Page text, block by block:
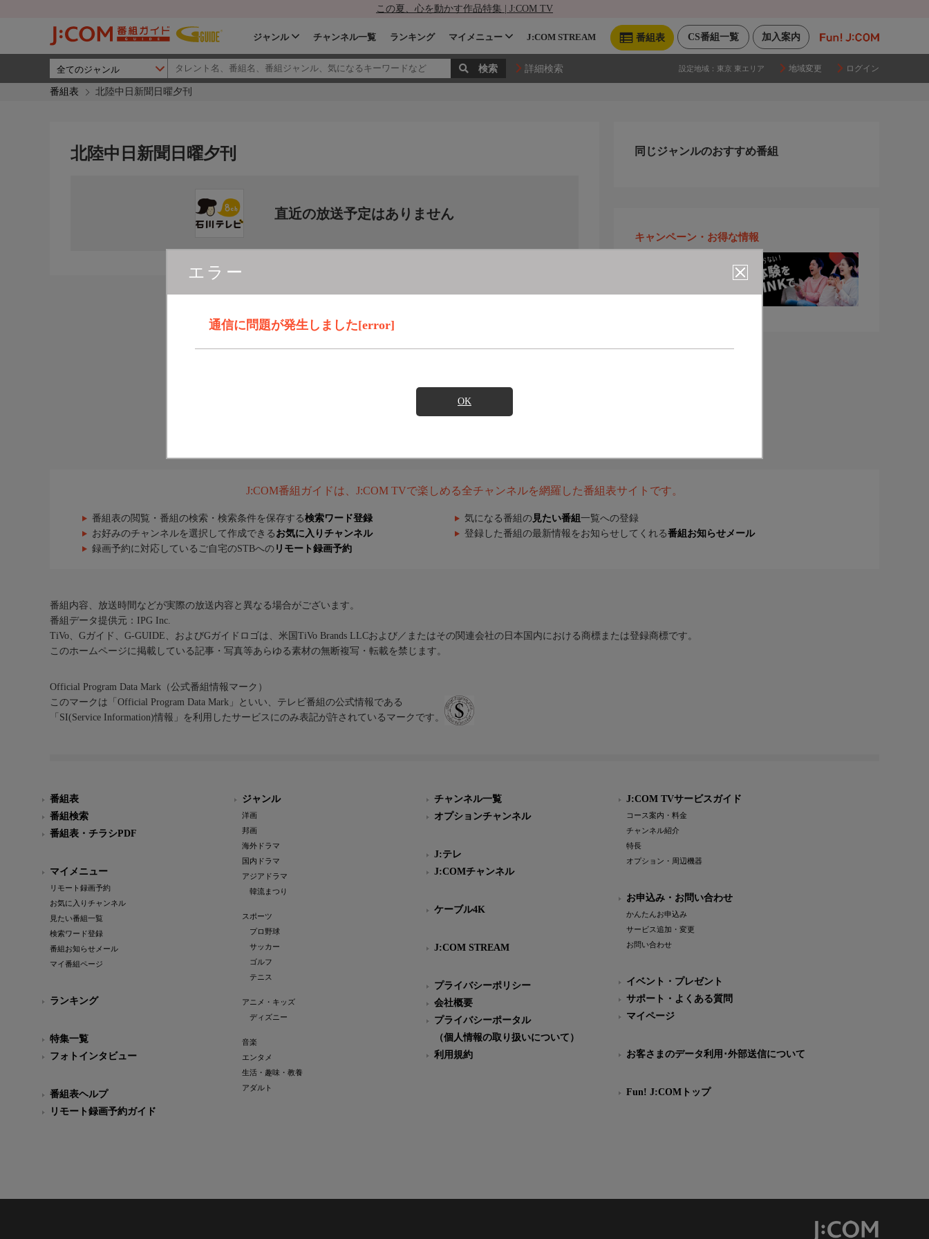
この夏、心を動かす作品特集 | J:COM TV
加入案内
CS番組一覧
番組表
ジャンル チャンネル一覧 ランキング マイメニュー J:COM STREAM
詳細検索 設定地域： 東京 東エリア 地域変更 ログイン
番組表 北陸中日新聞日曜夕刊
エラー
通信に問題が発生しました[error]
OK
北陸中日新聞日曜夕刊
直近の放送予定はありません
同じジャンルのおすすめ番組
キャンペーン・お得な情報
J:COM番組ガイドは、J:COM TVで楽しめる全チャンネルを網羅した番組表サイトです。
番組表の閲覧・番組の検索・検索条件を保存する検索ワード登録 気になる番組の 見たい番組 一覧への登録
お好みのチャンネルを選択して作成できる お気に入りチャンネル 登録した番組の最新情報をお知らせしてくれる番組お知らせメール
録画予約に対応しているご自宅のSTBへの リモート録画予約
番組内容、放送時間などが実際の放送内容と異なる場合がございます。
番組データ提供元：IPG Inc.
TiVo、Gガイド、G-GUIDE、およびGガイドロゴは、米国TiVo Brands LLCおよび／またはその関連会社の日本国内における商標または登録商標です。
このホームページに掲載している記事・写真等あらゆる素材の無断複写・転載を禁じます。
Official Program Data Mark（公式番組情報マーク）
このマークは「Official Program Data Mark」といい、テレビ番組の公式情報である
「SI(Service Information)情報」を利用したサービスにのみ表記が許されているマークです。
番組表
番組検索
番組表・チラシPDF
マイメニュー
リモート録画予約
お気に入りチャンネル
見たい番組一覧
検索ワード登録
番組お知らせメール
マイ番組ページ
ランキング
特集一覧
フォトインタビュー
番組表ヘルプ
リモート録画予約ガイド
ジャンル
洋画
邦画
海外ドラマ
国内ドラマ
アジアドラマ
韓流まつり
スポーツ
プロ野球
サッカー
ゴルフ
テニス
アニメ・キッズ
ディズニー
音楽
エンタメ
生活・趣味・教養
アダルト
チャンネル一覧
オプションチャンネル
J:テレ
J:COMチャンネル
ケーブル4K
J:COM STREAM
プライバシーポリシー
会社概要
プライバシーポータル
（個人情報の取り扱いについて）
利用規約
J:COM TVサービスガイド
コース案内・料金
チャンネル紹介
特長
オプション・周辺機器
お申込み・お問い合わせ
かんたんお申込み
サービス追加・変更
お問い合わせ
イベント・プレゼント
サポート・よくある質問
マイページ
お客さまのデータ利用･外部送信について
Fun! J:COMトップ